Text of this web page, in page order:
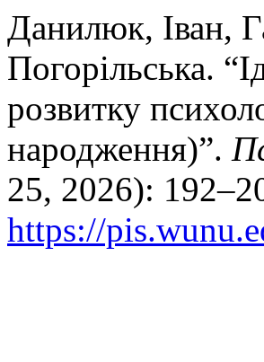
Данилюк, Іван,
Погорільська.
розвитку
народження)”.
25, 2026):
https://